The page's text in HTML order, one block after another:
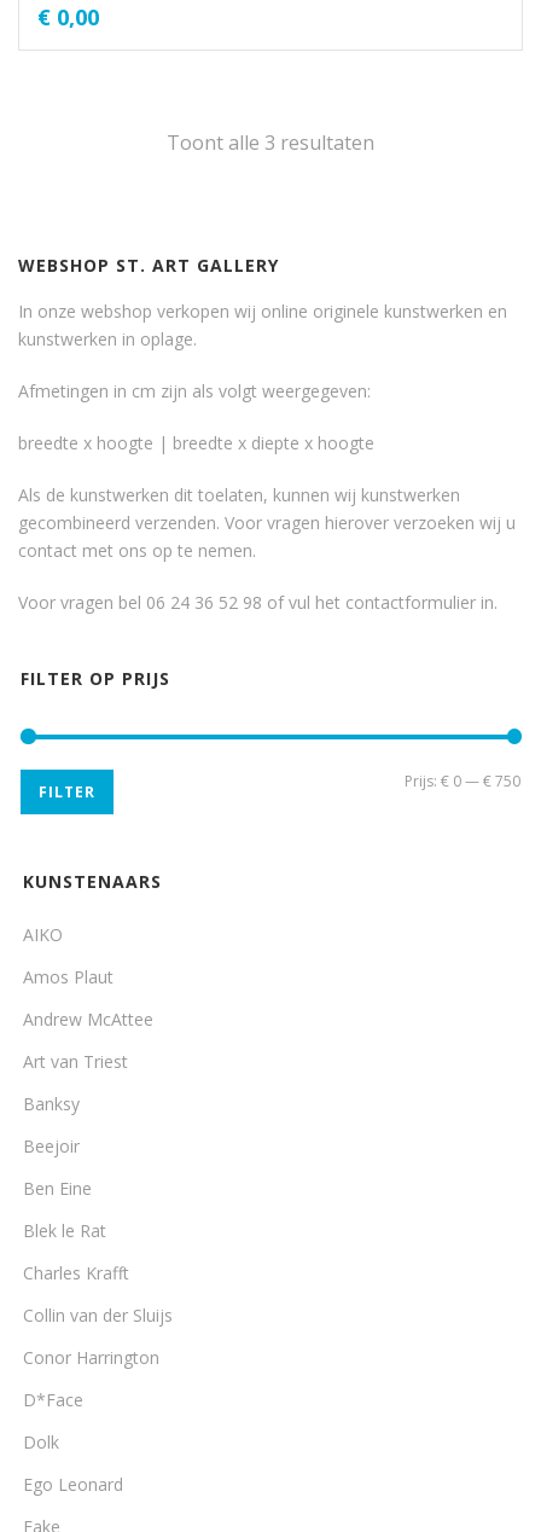
€ 0,00
Toont alle 3 resultaten
WEBSHOP ST. ART GALLERY
In onze webshop verkopen wij online originele kunstwerken en
kunstwerken in oplage.
Afmetingen in cm zijn als volgt weergegeven:
breedte x hoogte | breedte x diepte x hoogte
Als de kunstwerken dit toelaten, kunnen wij kunstwerken
gecombineerd verzenden. Voor vragen hierover verzoeken wij u
contact met ons op te nemen.
Voor vragen bel 06 24 36 52 98 of vul het contactformulier in.
FILTER OP PRIJS
FILTER
Prijs: € 0—€ 750
KUNSTENAARS
AIKO
Amos Plaut
Andrew McAttee
Art van Triest
Banksy
Beejoir
Ben Eine
Blek le Rat
Charles Krafft
Collin van der Sluijs
Conor Harrington
D*Face
Dolk
Ego Leonard
Fake